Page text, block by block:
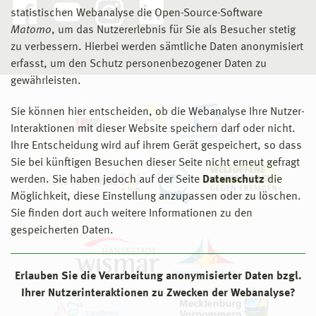
statistischen Webanalyse die Open-Source-Software
Matomo, um das Nutzererlebnis für Sie als Besucher stetig
zu verbessern. Hierbei werden sämtliche Daten anonymisiert
erfasst, um den Schutz personenbezogener Daten zu
gewährleisten.
Sie können hier entscheiden, ob die Webanalyse Ihre Nutzer-
Interaktionen mit dieser Website speichern darf oder nicht.
Ihre Entscheidung wird auf ihrem Gerät gespeichert, so dass
Sie bei künftigen Besuchen dieser Seite nicht erneut gefragt
werden. Sie haben jedoch auf der Seite Datenschutz die
Möglichkeit, diese Einstellung anzupassen oder zu löschen.
Sie finden dort auch weitere Informationen zu den
gespeicherten Daten.
Erlauben Sie die Verarbeitung anonymisierter Daten bzgl.
Ihrer Nutzerinteraktionen zu Zwecken der Webanalyse?